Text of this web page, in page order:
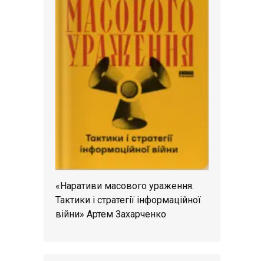
«Наративи масового ураження.
Тактики і стратегії інформаційної
війни» Артем Захарченко